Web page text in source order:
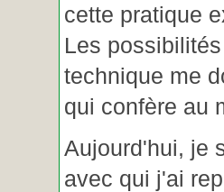
cette pratique
Les
technique me
qui confère au
Aujourd'hui, je
avec qui j'ai